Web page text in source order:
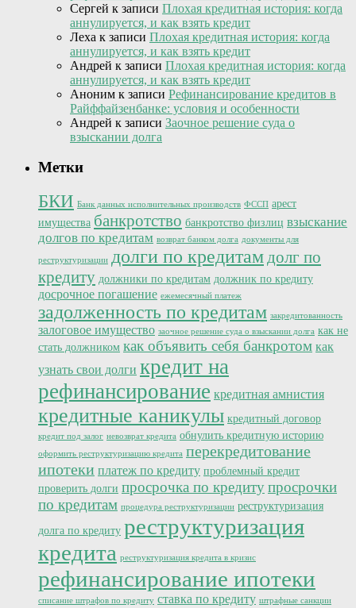
Сергей к записи Плохая кредитная история: когда
аннулируется, и как взять кредит
Леха к записи Плохая кредитная история: когда
аннулируется, и как взять кредит
Андрей к записи Плохая кредитная история: когда
аннулируется, и как взять кредит
Аноним к записи Рефинансирование кредитов в
Райффайзенбанке: условия и особенности
Андрей к записи Заочное решение суда о
взыскании долга
Метки
БКИ Банк данных исполнительных производств ФССП арест
имущества банкротство банкротство физлиц взыскание
долгов по кредитам возврат банком долга документы для
реструктуризации долги по кредитамдолг по
кредиту должники по кредитам должник по кредиту
досрочное погашение ежемесячный платеж
задолженность по кредитам закредитованность
залоговое имущество заочное решение суда о взыскании долга как не
стать должником как объявить себя банкротом как
узнать свои долги кредит на
рефинансирование кредитная амнистия
кредитные каникулы кредитный договор
кредит под залог невозврат кредита обнулить кредитную историю
оформить реструктуризацию кредита перекредитование
ипотеки платеж по кредиту проблемный кредит
проверить долги просрочка по кредитупросрочки
по кредитам процедура реструктуризации реструктуризация
долга по кредиту реструктуризация
кредита реструктуризация кредита в кризис
рефинансирование ипотеки
списание штрафов по кредиту ставка по кредиту штрафные санкции